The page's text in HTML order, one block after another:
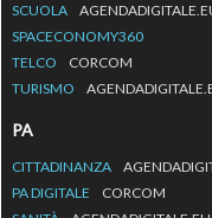
SCUOLA
SPACECONOMY360
TELCO
CORCOM
TURISMO
PA
CITTADINANZA
PA DIGITALE
CORCOM